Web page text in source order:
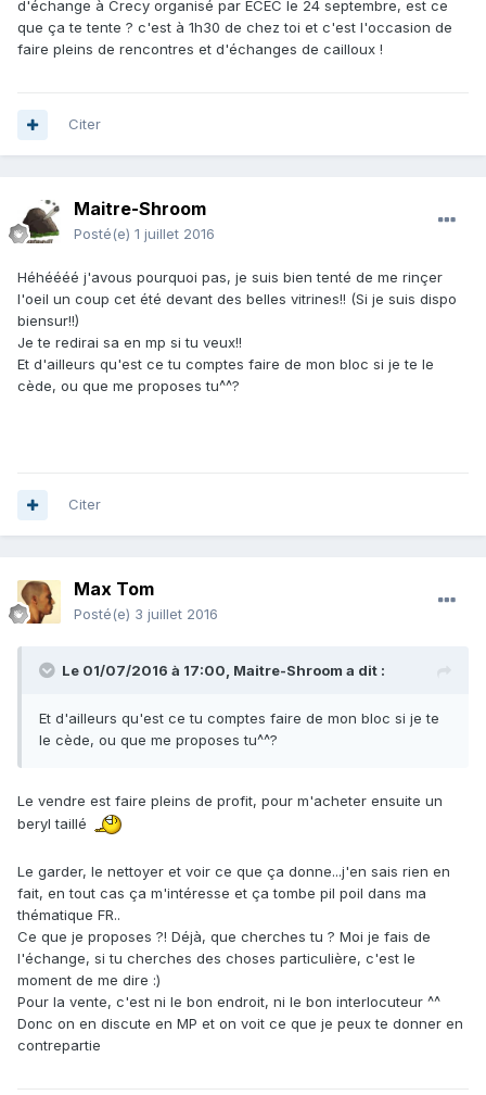
d'échange à Crecy organisé par ECEC le 24 septembre, est ce
que ça te tente ? c'est à 1h30 de chez toi et c'est l'occasion de
faire pleins de rencontres et d'échanges de cailloux !
Citer
Maitre-Shroom
Posté(e) 1 juillet 2016
Héhéééé j'avous pourquoi pas, je suis bien tenté de me rinçer
l'oeil un coup cet été devant des belles vitrines!! (Si je suis dispo
biensur!!)
Je te redirai sa en mp si tu veux!!
Et d'ailleurs qu'est ce tu comptes faire de mon bloc si je te le
cède, ou que me proposes tu^^?
Citer
Max Tom
Posté(e) 3 juillet 2016
Le 01/07/2016 à 17:00, Maitre-Shroom a dit :
Et d'ailleurs qu'est ce tu comptes faire de mon bloc si je te
le cède, ou que me proposes tu^^?
Le vendre est faire pleins de profit, pour m'acheter ensuite un
beryl taillé
Le garder, le nettoyer et voir ce que ça donne...j'en sais rien en
fait, en tout cas ça m'intéresse et ça tombe pil poil dans ma
thématique FR..
Ce que je proposes ?! Déjà, que cherches tu ? Moi je fais de
l'échange, si tu cherches des choses particulière, c'est le
moment de me dire :)
Pour la vente, c'est ni le bon endroit, ni le bon interlocuteur ^^
Donc on en discute en MP et on voit ce que je peux te donner en
contrepartie